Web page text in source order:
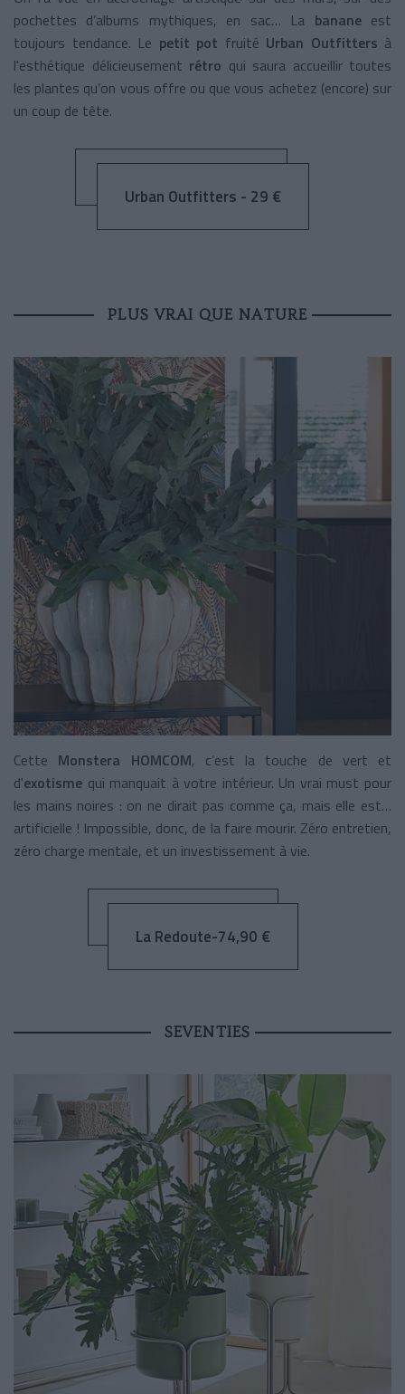
pochettes d’albums mythiques, en sac… La banane est
toujours tendance. Le petit pot fruité Urban Outfitters à
l'esthétique délicieusement rétro qui saura accueillir toutes
les plantes qu’on vous offre ou que vous achetez (encore) sur
un coup de tête.
Urban Outfitters - 29 €
PLUS VRAI QUE NATURE
Cette Monstera HOMCOM, c’est la touche de vert et
d'exotisme qui manquait à votre intérieur. Un vrai must pour
les mains noires : on ne dirait pas comme ça, mais elle est…
artificielle ! Impossible, donc, de la faire mourir. Zéro entretien,
zéro charge mentale, et un investissement à vie.
La Redoute-74,90 €
SEVENTIES